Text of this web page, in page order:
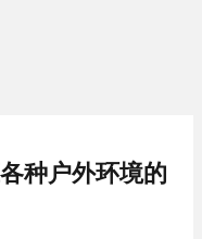
种户外环境的